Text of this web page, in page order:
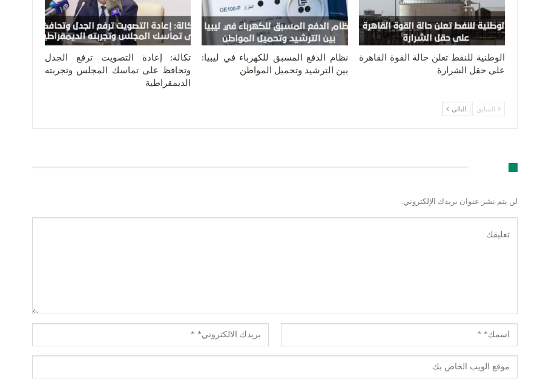
الوطنية للنفط تعلن حالة القوة القاهرة
على حقل الشرارة
نظام الدفع المسبق للكهرباء في ليبيا:
بين الترشيد وتحميل المواطن
تكالة: إعادة التصويت ترفع الجدل
وتحافظ على تماسك المجلس وتجربته
الديمقراطية
السابق التالي
لن يتم نشر عنوان بريدك الإلكتروني.